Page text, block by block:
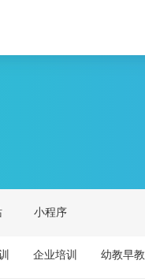
小程序
企业培训 幼教早教